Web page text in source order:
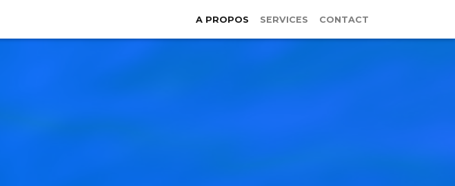
A PROPOS SERVICES CONTACT